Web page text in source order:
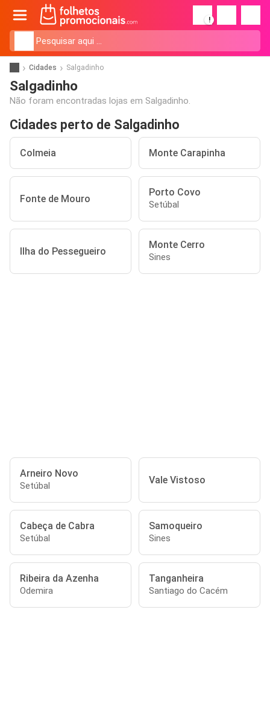
!
Cidades Salgadinho
Salgadinho
Não foram encontradas lojas em Salgadinho.
Cidades perto de Salgadinho
Colmeia Monte Carapinha
Fonte de Mouro
Porto Covo
Setúbal
Ilha do Pessegueiro
Monte Cerro
Sines
Arneiro Novo
Setúbal Vale Vistoso
Cabeça de Cabra
Setúbal
Samoqueiro
Sines
Ribeira da Azenha
Odemira
Tanganheira
Santiago do Cacém